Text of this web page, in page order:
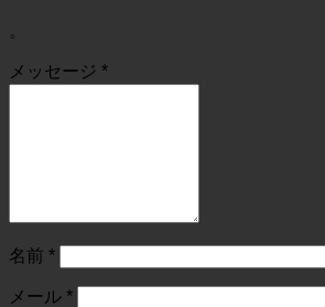
。
メッセージ *
名前 *
メール *